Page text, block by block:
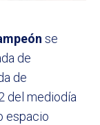
se
de
de
del mediodía
espacio